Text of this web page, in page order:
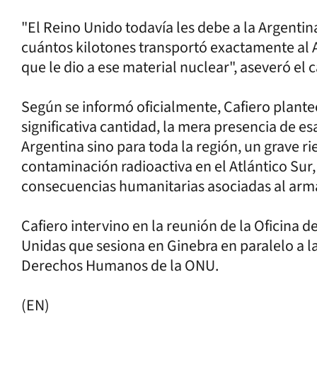
"El Reino Unido todavía les debe a la
cuántos kilotones transportó exactamente al
que le dio a ese material nuclear", aseveró el
Según se informó oficialmente, Cafiero
significativa cantidad, la mera presencia de
Argentina sino para toda la región, un grave
contaminación radioactiva en el Atlántico
consecuencias humanitarias asociadas al
Cafiero intervino en la reunión de la Oficina
Unidas que sesiona en Ginebra en paralelo a
Derechos Humanos de la ONU.
(EN)